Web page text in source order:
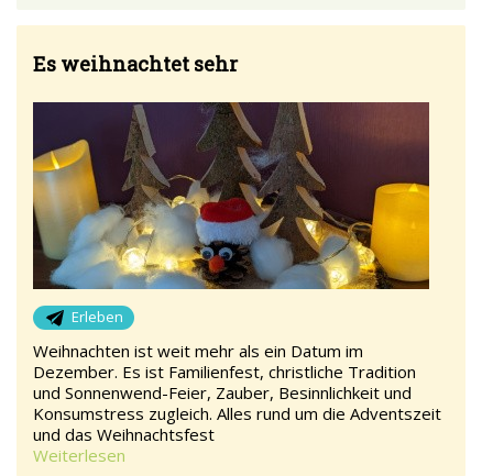
Es weihnachtet sehr
Erleben
Weihnachten ist weit mehr als ein Datum im
Dezember. Es ist Familienfest, christliche Tradition
und Sonnenwend-Feier, Zauber, Besinnlichkeit und
Konsumstress zugleich. Alles rund um die Adventszeit
und das Weihnachtsfest
Weiterlesen